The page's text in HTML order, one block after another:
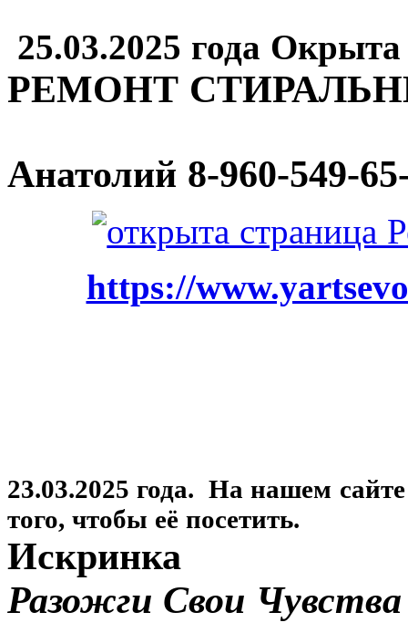
25.03.2025 года
РЕМОНТ
Анатолий 8-960-549-
https://
23.03.2025 года. На нашем
того, чтобы её посетить.
Искринка
Разожги Свои Чувства